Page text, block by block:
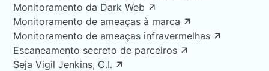
Monitoramento da Dark Web
Monitoramento de ameaças à marca
Monitoramento de ameaças infravermelhas
Escaneamento secreto de parceiros
Seja Vigil Jenkins, C.I.